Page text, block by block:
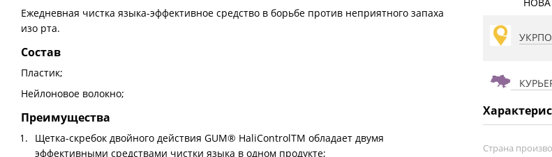
Ежедневная чистка языка-эффективное средство в борьбе против неприятного запаха
изо рта.
Состав
Пластик;
Нейлоновое волокно;
Преимущества
Щетка-скребок двойного действия GUM® HaliControlTM обладает двумя
эффективными средствами чистки языка в одном продукте;
Страна